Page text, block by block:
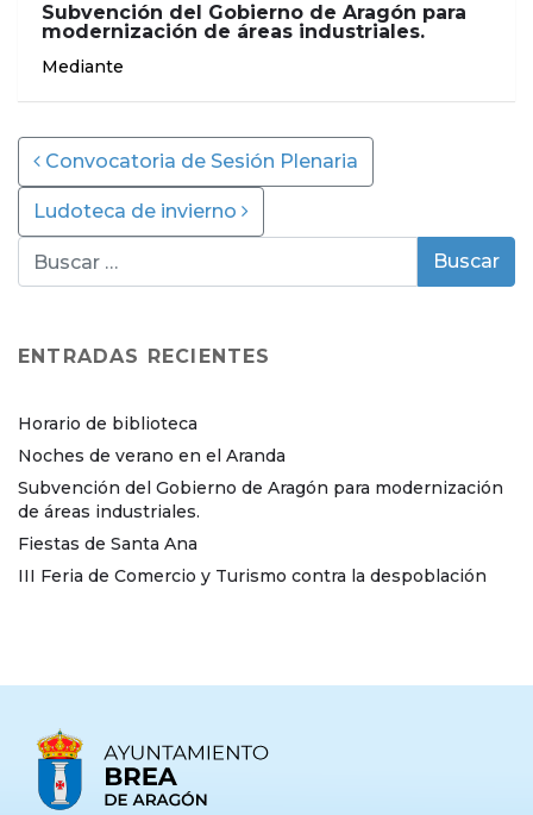
Subvención del Gobierno de Aragón para
modernización de áreas industriales.
Mediante
Post navigation
Convocatoria de Sesión Plenaria
Ludoteca de invierno
ENTRADAS RECIENTES
Horario de biblioteca
Noches de verano en el Aranda
Subvención del Gobierno de Aragón para modernización
de áreas industriales.
Fiestas de Santa Ana
III Feria de Comercio y Turismo contra la despoblación